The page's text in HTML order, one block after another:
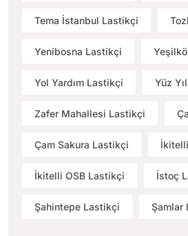
Tema İstanbul Lastikçi
Yenibosna Lastikçi
Yol Yardım Lastikçi Yüz
Zafer Mahallesi Lastikçi
Çam Sakura Lastikçi
İkitelli OSB Lastikçi İstoç
Şahintepe Lastikçi Şamlar